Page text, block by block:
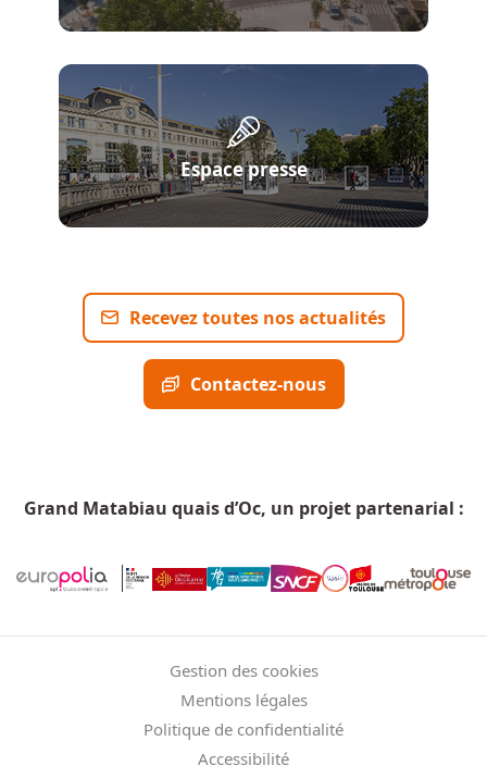
Espace presse
Recevez toutes nos actualités
Contactez-nous
Grand Matabiau quais d’Oc, un projet partenarial :
Gestion des cookies
Mentions légales
Politique de confidentialité
Accessibilité